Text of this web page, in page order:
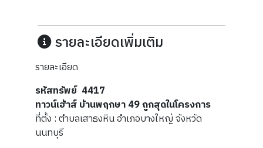
รายละเอียดเพิ่มเติม
รายละเอียด
รหัสทรัพย์ 4417
ทาวน์เฮ้าส์ บ้านพฤกษา 49 ถูกสุดในโครงการ
ที่ตั้ง : ตำบลเสาธงหิน อำเภอบางใหญ่ จังหวัด
นนทบุรี